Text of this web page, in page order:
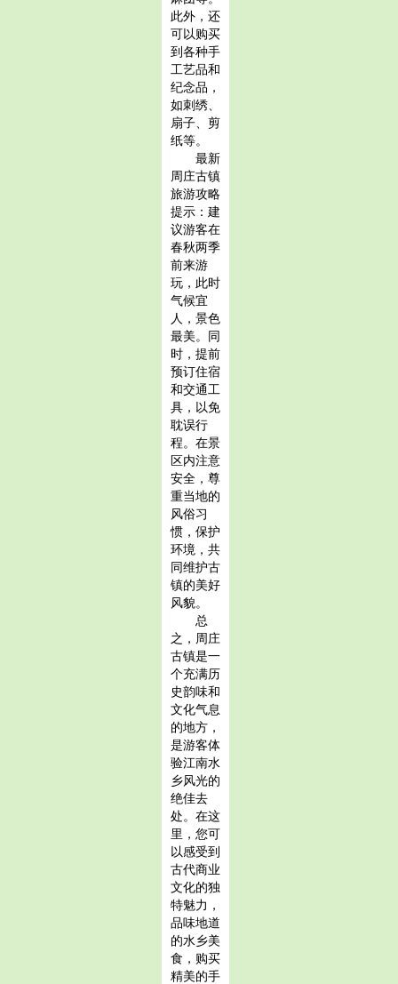
此外，还
可以购买
到各种手
工艺品和
纪念品，
如刺绣、
扇子、剪
纸等。
最新
周庄古镇
旅游攻略
提示：建
议游客在
春秋两季
前来游
玩，此时
气候宜
人，景色
最美。同
时，提前
预订住宿
和交通工
具，以免
耽误行
程。在景
区内注意
安全，尊
重当地的
风俗习
惯，保护
环境，共
同维护古
镇的美好
风貌。
总
之，周庄
古镇是一
个充满历
史韵味和
文化气息
的地方，
是游客体
验江南水
乡风光的
绝佳去
处。在这
里，您可
以感受到
古代商业
文化的独
特魅力，
品味地道
的水乡美
食，购买
精美的手